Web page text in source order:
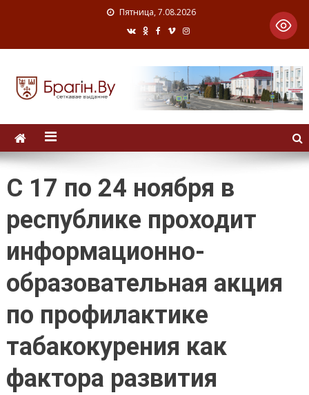
Пятница, 7.08.2026
С 17 по 24 ноября в
республике проходит
информационно-
образовательная акция
по профилактике
табакокурения как
фактора развития